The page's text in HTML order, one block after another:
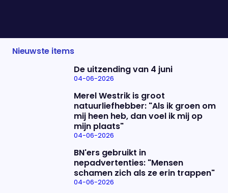
Nieuwste items
De uitzending van 4 juni
04-06-2026
Merel Westrik is groot
natuurliefhebber: "Als ik groen om
mij heen heb, dan voel ik mij op
mijn plaats"
04-06-2026
BN'ers gebruikt in
nepadvertenties: "Mensen
schamen zich als ze erin trappen"
04-06-2026